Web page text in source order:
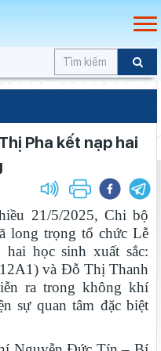
Pha kết nạp hai
21/5/2025, Chi bộ
long trọng tổ chức Lễ
học sinh xuất sắc:
và Đỗ Thị Thanh
ra trong không khí
sự quan tâm đặc biệt